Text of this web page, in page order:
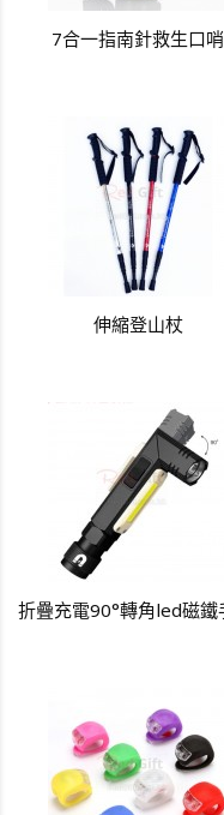
7合一指南針救生口哨
伸縮登山杖